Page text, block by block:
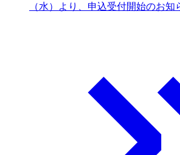
（水）より、申込受付開始のお知